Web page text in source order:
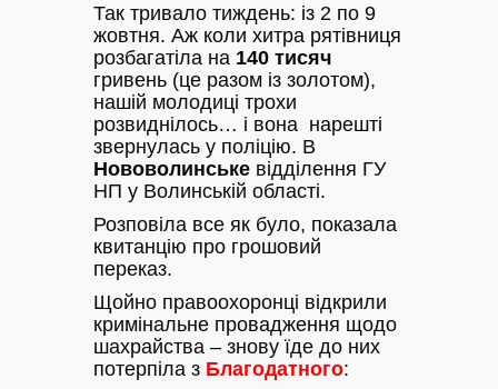
Так тривало тиждень: із 2 по 9
жовтня. Аж коли хитра рятівниця
розбагатіла на 140 тисяч
гривень (це разом із золотом),
нашій молодиці трохи
розвиднілось… і вона нарешті
звернулась у поліцію. В
Нововолинське відділення ГУ
НП у Волинській області.
Розповіла все як було, показала
квитанцію про грошовий
переказ.
Щойно правоохоронці відкрили
кримінальне провадження щодо
шахрайства – знову їде до них
потерпіла з Благодатного: